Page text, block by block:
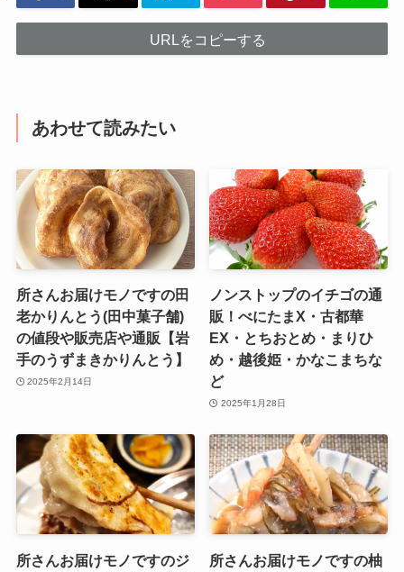
URLをコピーする
あわせて読みたい
所さんお届けモノですの田
老かりんとう(田中菓子舗)
の値段や販売店や通販【岩
手のうずまきかりんとう】
2025年2月14日
ノンストップのイチゴの通
販！べにたまX・古都華
EX・とちおとめ・まりひ
め・越後姫・かなこまちな
ど
2025年1月28日
所さんお届けモノですのジ
所さんお届けモノですの柚